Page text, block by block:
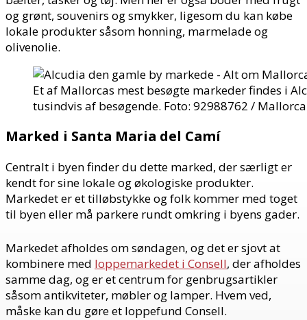
og grønt, souvenirs og smykker, ligesom du kan købe
lokale produkter såsom honning, marmelade og
olivenolie.
Et af Mallorcas mest besøgte markeder findes i
tusindvis af besøgende. Foto: 92988762 /
Marked i Santa Maria del Camí
Centralt i byen finder du dette marked, der særligt er
kendt for sine lokale og økologiske produkter.
Markedet er et tilløbstykke og folk kommer med toget
til byen eller må parkere rundt omkring i byens gader.
Markedet afholdes om søndagen, og det er sjovt at
kombinere med loppemarkedet i Consell, der afholdes
samme dag, og er et centrum for genbrugsartikler
såsom antikviteter, møbler og lamper. Hvem ved,
måske kan du gøre et loppefund Consell.